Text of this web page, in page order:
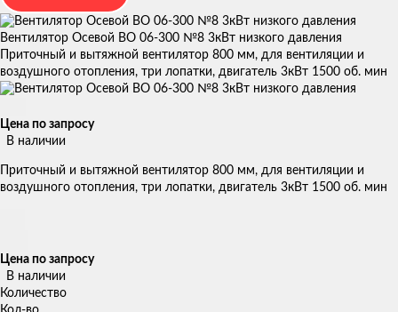
Вентилятор Осевой ВО 06-300 №8 3кВт низкого давления
Приточный и вытяжной вентилятор 800 мм, для вентиляции и
воздушного отопления, три лопатки, двигатель 3кВт 1500 об. мин
Цена по запросу
В наличии
Приточный и вытяжной вентилятор 800 мм, для вентиляции и
воздушного отопления, три лопатки, двигатель 3кВт 1500 об. мин
Цена по запросу
В наличии
Количество